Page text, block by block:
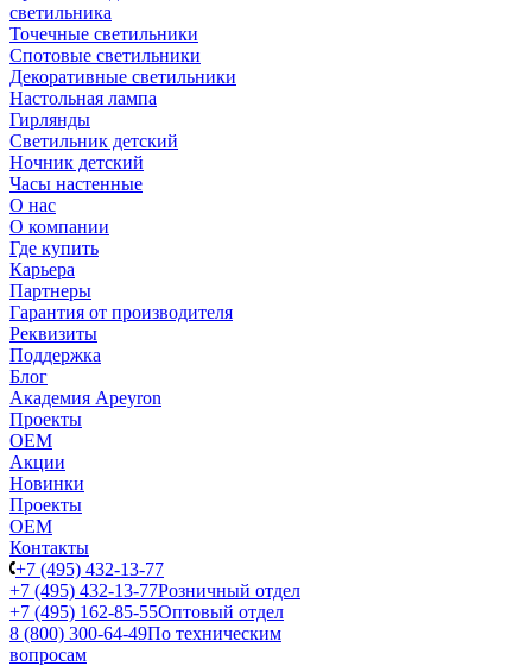
светильника
Точечные светильники
Спотовые светильники
Декоративные светильники
Настольная лампа
Гирлянды
Светильник детский
Ночник детский
Часы настенные
О нас
О компании
Где купить
Карьера
Партнеры
Гарантия от производителя
Реквизиты
Поддержка
Блог
Академия Apeyron
Проекты
ОЕМ
Акции
Новинки
Проекты
ОЕМ
Контакты
+7 (495) 432-13-77
+7 (495) 432-13-77Розничный отдел
+7 (495) 162-85-55Оптовый отдел
8 (800) 300-64-49По техническим
вопросам